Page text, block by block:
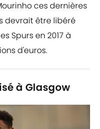
ces dernières
devrait être libéré
Spurs en 2017 à
d'euros.
à Glasgow